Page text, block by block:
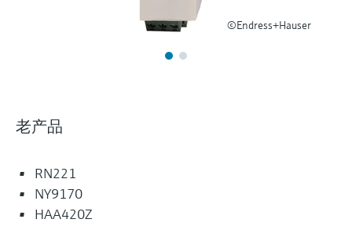
©Endress+Hauser
老产品
RN221
NY9170
HAA420Z